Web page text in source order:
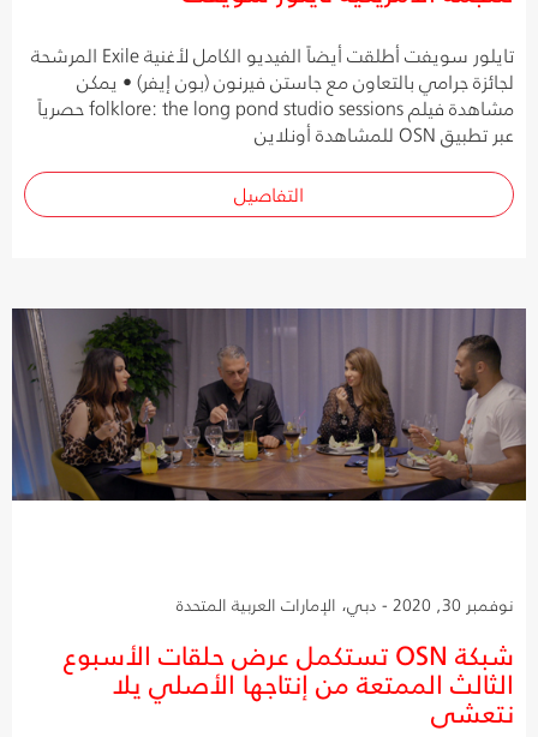
تايلور سويفت أطلقت أيضاً الفيديو الكامل لأغنية Exile المرشحة
لجائزة جرامي بالتعاون مع جاستن فيرنون (بون إيفر) • يمكن
مشاهدة فيلم folklore: the long pond studio sessions حصرياً
عبر تطبيق OSN للمشاهدة أونلاين
التفاصيل
نوفمبر 30, 2020 - دبي، الإمارات العربية المتحدة
شبكة OSN تستكمل عرض حلقات الأسبوع
الثالث الممتعة من إنتاجها الأصلي يلا
نتعشى